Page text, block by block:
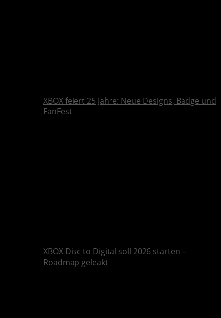
XBOX feiert 25 Jahre: Neue Designs, Badge und
FanFest
XBOX Disc to Digital soll 2026 starten –
Roadmap geleakt